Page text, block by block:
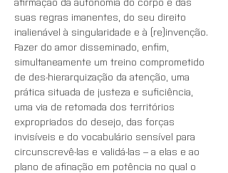
suas regras imanentes, do seu direito
inalienável à singularidade e à (re)invenção.
Fazer do amor disseminado, enfim,
simultaneamente um treino comprometido
de des-hierarquização da atenção, uma
prática situada de justeza e suficiência,
uma via de retomada dos territórios
expropriados do desejo, das forças
invisíveis e do vocabulário sensível para
circunscrevê-las e validá-las – a elas e ao
plano de afinação em potência no qual o